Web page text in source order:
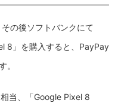
の後ソフトバンクにて
8」を購入すると、PayPay
。
当、「Google Pixel 8